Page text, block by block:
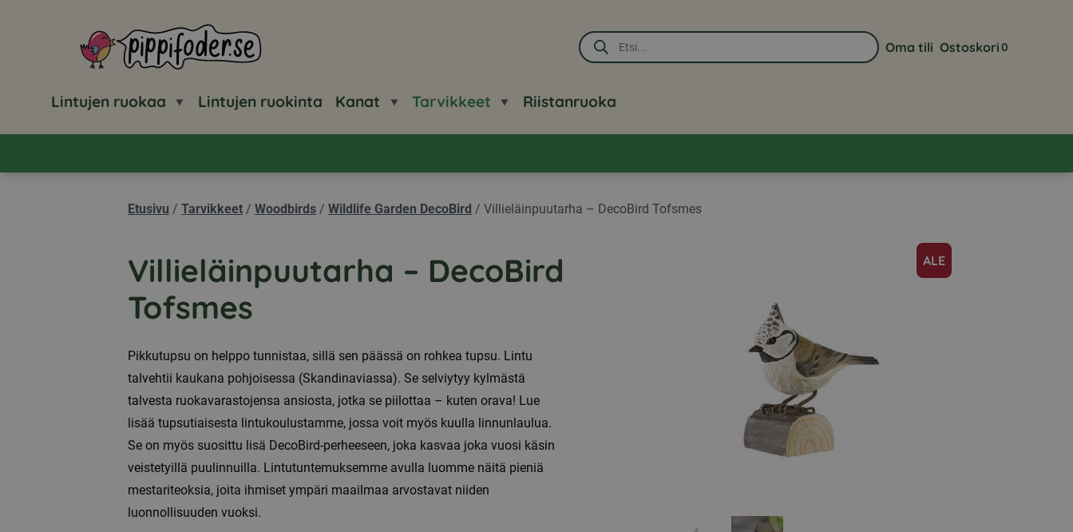
Pippifoder logo
Products
search
Siirry sivulle Oma tili
Oma tili
Näytä
Ostoskori0
Lintujen ruokaa Lintujen ruokinta Kanat Tarvikkeet Riistanruoka
Etusivu / Tarvikkeet / Woodbirds / Wildlife Garden DecoBird / Villieläinpuutarha – DecoBird Tofsmes
ALE
Villieläinpuutarha – DecoBird
Tofsmes
Pikkutupsu on helppo tunnistaa, sillä sen päässä on rohkea tupsu. Lintu
talvehtii kaukana pohjoisessa (Skandinaviassa). Se selviytyy kylmästä
talvesta ruokavarastojensa ansiosta, jotka se piilottaa – kuten orava! Lue
lisää tupsutiaisesta lintukoulustamme, jossa voit myös kuulla linnunlaulua.
Se on myös suosittu lisä DecoBird-perheeseen, joka kasvaa joka vuosi käsin
veistetyillä puulinnuilla. Lintutuntemuksemme avulla luomme näitä pieniä
mestariteoksia, joita ihmiset ympäri maailmaa arvostavat niiden
luonnollisuuden vuoksi.